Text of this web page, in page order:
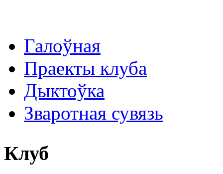
Галоўная
Праекты клуба
Дыктоўка
Зваротная сувязь
Клуб